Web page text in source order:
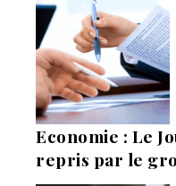
Economie : Le
repris par le